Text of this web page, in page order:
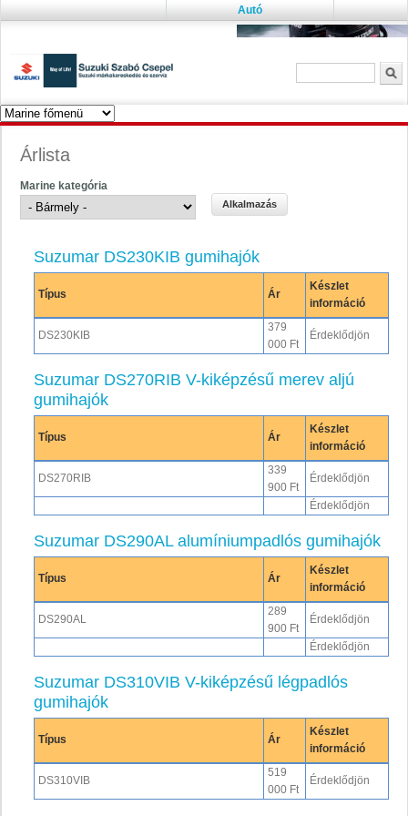
Autó
Keresés űrlap
Árlista
Marine kategória
Suzumar DS230KIB gumihajók
Típus Ár
Készlet
információ
DS230KIB
379
000 Ft
Érdeklődjön
Suzumar DS270RIB V-kiképzésű merev aljú
gumihajók
Típus Ár
Készlet
információ
DS270RIB
339
900 Ft
Érdeklődjön
Érdeklődjön
Suzumar DS290AL alumíniumpadlós gumihajók
Típus Ár
Készlet
információ
DS290AL
289
900 Ft
Érdeklődjön
Érdeklődjön
Suzumar DS310VIB V-kiképzésű légpadlós
gumihajók
Típus Ár
Készlet
információ
DS310VIB
519
000 Ft
Érdeklődjön